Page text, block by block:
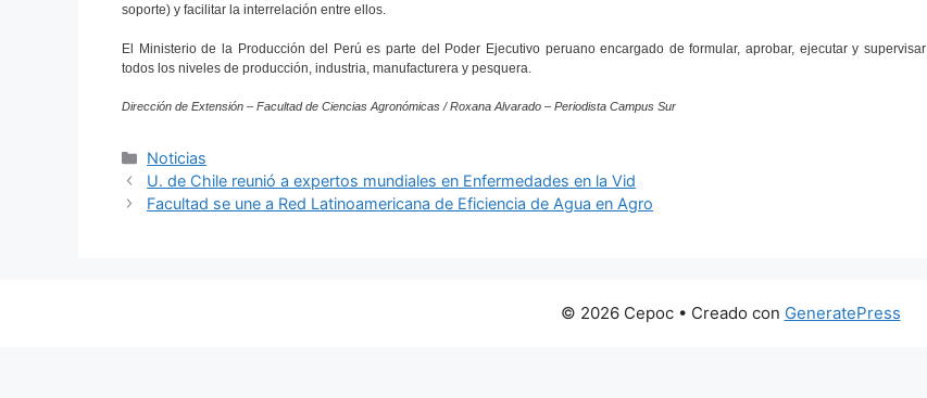
soporte) y facilitar la interrelación entre ellos.
El Ministerio de la Producción del Perú es parte del Poder Ejecutivo peruano encargado de formular, aprobar, ejecutar y supervisar
todos los niveles de producción, industria, manufacturera y pesquera.
Dirección de Extensión – Facultad de Ciencias Agronómicas / Roxana Alvarado – Periodista Campus Sur
Categorías
Noticias
U. de Chile reunió a expertos mundiales en Enfermedades en la Vid
Facultad se une a Red Latinoamericana de Eficiencia de Agua en Agro
© 2026 Cepoc• Creado con GeneratePress